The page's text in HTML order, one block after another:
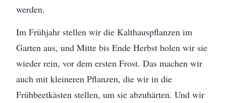
werden.
Im Frühjahr stellen wir die Kalthauspflanzen im
Garten aus, und Mitte bis Ende Herbst holen wir sie
wieder rein, vor dem ersten Frost. Das machen wir
auch mit kleineren Pflanzen, die wir in die
Frühbeetkästen stellen, um sie abzuhärten. Und wir